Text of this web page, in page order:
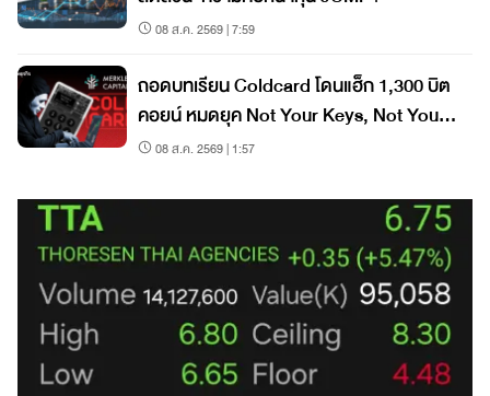
08 ส.ค. 2569 | 7:59
ถอดบทเรียน Coldcard โดนแฮ็ก 1,300 บิต
คอยน์ หมดยุค Not Your Keys, Not Your
Coins?
08 ส.ค. 2569 | 1:57